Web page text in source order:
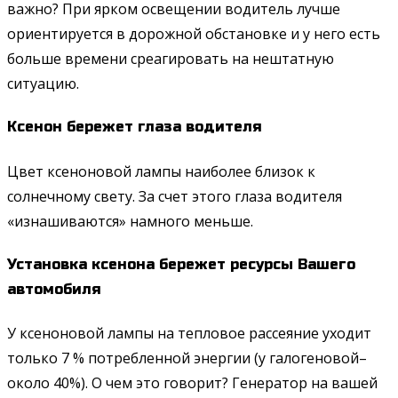
важно? При ярком освещении водитель лучше
ориентируется в дорожной обстановке и у него есть
больше времени среагировать на нештатную
ситуацию.
Ксенон бережет глаза водителя
Цвет ксеноновой лампы наиболее близок к
солнечному свету. За счет этого глаза водителя
«изнашиваются» намного меньше.
Установка ксенона бережет ресурсы Вашего
автомобиля
У ксеноновой лампы на тепловое рассеяние уходит
только 7 % потребленной энергии (у галогеновой–
около 40%). О чем это говорит? Генератор на вашей